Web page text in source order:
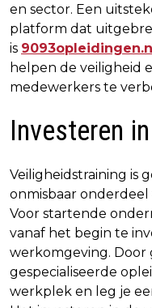
en sector. Een
platform dat
is
helpen de veiligheid
medewerkers te
Investeren
Veiligheidstraining is
onmisbaar
Voor startende
vanaf het begin te
werkomgeving. Door
gespecialiseerde
werkplek en leg je